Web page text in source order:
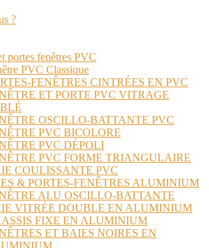
?
portes fenêtres PVC
PVC Classique
FENÊTRES CINTRÉES EN PVC
ET PORTE PVC VITRAGE
OSCILLO-BATTANTE PVC
PVC BICOLORE
PVC DÉPOLI
PVC FORME TRIANGULAIRE
COULISSANTE PVC
& PORTES-FENÊTRES ALUMINIUM
ALU OSCILLO-BATTANTE
VITRÉE DOUBLE EN ALUMINIUM
FIXE EN ALUMINIUM
ET BAIES NOIRES EN